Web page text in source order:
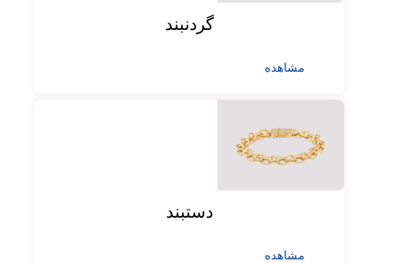
گردنبند
مشاهده
دستبند
مشاهده